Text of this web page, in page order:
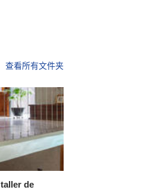
查看所有文件夹
de